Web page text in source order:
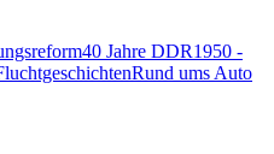
40 Jahre DDR1950 -
Rund ums Auto